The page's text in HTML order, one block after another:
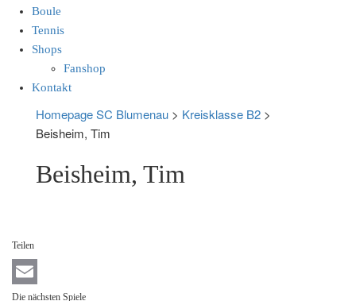
Boule
Tennis
Shops
Fanshop
Kontakt
Homepage SC Blumenau > Kreisklasse B2 >
Beisheim, Tim
Beisheim, Tim
Teilen
Email
Die nächsten Spiele